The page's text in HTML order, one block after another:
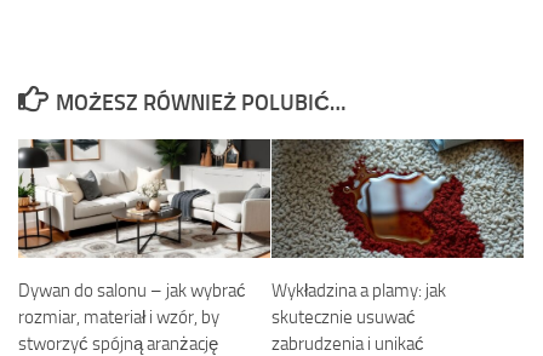
MOŻESZ RÓWNIEŻ POLUBIĆ…
Dywan do salonu – jak wybrać
rozmiar, materiał i wzór, by
stworzyć spójną aranżację
Wykładzina a plamy: jak
skutecznie usuwać
zabrudzenia i unikać